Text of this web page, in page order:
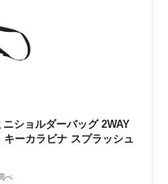
ショルダーバッグ 2WAY
ーカラビナ スプラッシュ
べ